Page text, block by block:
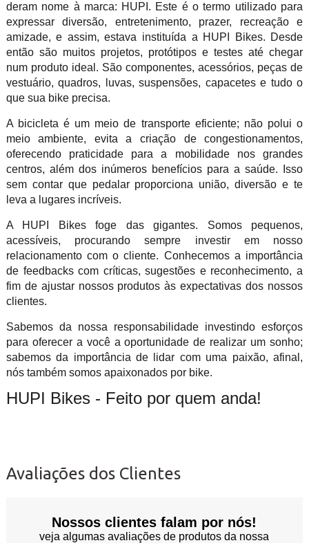
deram nome à marca: HUPI. Este é o termo utilizado para
expressar diversão, entretenimento, prazer, recreação e
amizade, e assim, estava instituída a HUPI Bikes. Desde
então são muitos projetos, protótipos e testes até chegar
num produto ideal. São componentes, acessórios, peças de
vestuário, quadros, luvas, suspensões, capacetes e tudo o
que sua bike precisa.
A bicicleta é um meio de transporte eficiente; não polui o
meio ambiente, evita a criação de congestionamentos,
oferecendo praticidade para a mobilidade nos grandes
centros, além dos inúmeros benefícios para a saúde. Isso
sem contar que pedalar proporciona união, diversão e te
leva a lugares incríveis.
A HUPI Bikes foge das gigantes. Somos pequenos,
acessíveis, procurando sempre investir em nosso
relacionamento com o cliente. Conhecemos a importância
de feedbacks com críticas, sugestões e reconhecimento, a
fim de ajustar nossos produtos às expectativas dos nossos
clientes.
Sabemos da nossa responsabilidade investindo esforços
para oferecer a você a oportunidade de realizar um sonho;
sabemos da importância de lidar com uma paixão, afinal,
nós também somos apaixonados por bike.
HUPI Bikes - Feito por quem anda!
Avaliações dos Clientes
Nossos clientes falam por nós!
veja algumas avaliações de produtos da nossa